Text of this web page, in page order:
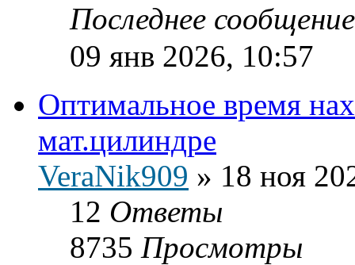
Последнее
09 янв 2026, 10:57
Оптимальное время
мат.цилиндре
VerаNik909 » 18 ноя
12 Ответы
8735 Просмотры